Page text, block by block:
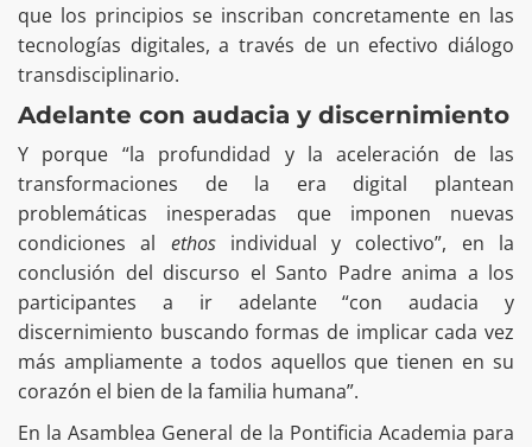
que los principios se inscriban concretamente en las
tecnologías digitales, a través de un efectivo diálogo
transdisciplinario.
Adelante con audacia y discernimiento
Y porque “la profundidad y la aceleración de las
transformaciones de la era digital plantean
problemáticas inesperadas que imponen nuevas
condiciones al ethosindividual y colectivo”, en la
conclusión del discurso el Santo Padre anima a los
participantes a ir adelante “con audacia y
discernimiento buscando formas de implicar cada vez
más ampliamente a todos aquellos que tienen en su
corazón el bien de la familia humana”.
En la Asamblea General de la Pontificia Academia para